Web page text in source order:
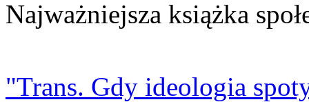
Najważniejsza książka
"Trans. Gdy ideologia